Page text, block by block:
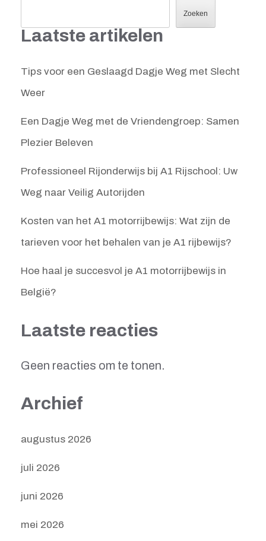
Zoeken
Laatste artikelen
Tips voor een Geslaagd Dagje Weg met Slecht
Weer
Een Dagje Weg met de Vriendengroep: Samen
Plezier Beleven
Professioneel Rijonderwijs bij A1 Rijschool: Uw
Weg naar Veilig Autorijden
Kosten van het A1 motorrijbewijs: Wat zijn de
tarieven voor het behalen van je A1 rijbewijs?
Hoe haal je succesvol je A1 motorrijbewijs in
België?
Laatste reacties
Geen reacties om te tonen.
Archief
augustus 2026
juli 2026
juni 2026
mei 2026